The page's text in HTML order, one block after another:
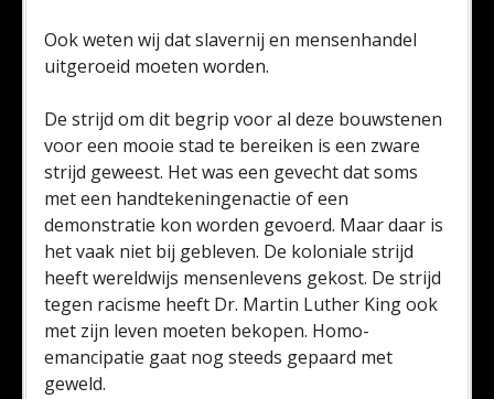
Ook weten wij dat slavernij en mensenhandel
uitgeroeid moeten worden.
De strijd om dit begrip voor al deze bouwstenen
voor een mooie stad te bereiken is een zware
strijd geweest. Het was een gevecht dat soms
met een handtekeningenactie of een
demonstratie kon worden gevoerd. Maar daar is
het vaak niet bij gebleven. De koloniale strijd
heeft wereldwijs mensenlevens gekost. De strijd
tegen racisme heeft Dr. Martin Luther King ook
met zijn leven moeten bekopen. Homo-
emancipatie gaat nog steeds gepaard met
geweld.